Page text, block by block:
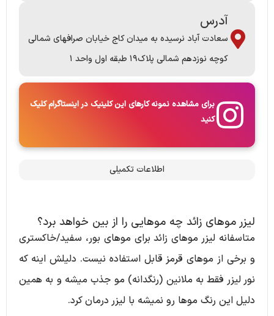
آدرس
سعادت آباد نرسیده به میدان کاج خیابان صرافهای شمالی
کوچه نوزدهم شمالی پلاک۱۹ طبقه اول واحد ۱
برای مشاهده نمونه کارهای این کلینیک در اینستاگرام کلیک
کنید
اطلاعات تکمیلی
لیزر موهای زائد چه موهایی را از بین خواهد برد؟
متاسفانه لیزر موهای زائد برای موهای بور، سفید/خاکستری
و برخی از موهای قرمز قابل استفاده نیست. دلیلش اینه که
نور لیزر فقط به ملانین (رنگدانه) مو جذب میشه و به همین
دلیل این رنگ موها رو نمیشه با لیزر درمان کرد.